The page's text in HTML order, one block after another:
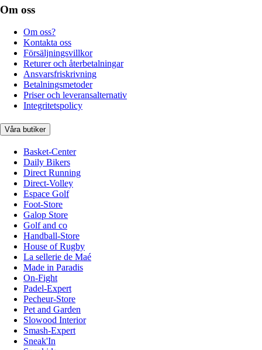
Om oss
Om oss?
Kontakta oss
Försäljningsvillkor
Returer och återbetalningar
Ansvarsfriskrivning
Betalningsmetoder
Priser och leveransalternativ
Integritetspolicy
Våra butiker
Basket-Center
Daily Bikers
Direct Running
Direct-Volley
Espace Golf
Foot-Store
Galop Store
Golf and co
Handball-Store
House of Rugby
La sellerie de Maé
Made in Paradis
On-Fight
Padel-Expert
Pecheur-Store
Pet and Garden
Slowood Interior
Smash-Expert
Sneak'In